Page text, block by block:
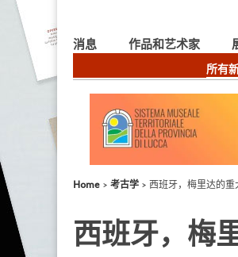
消息
所有
作品和艺术家
Home 考古学 西班牙，梅里达的
西班牙，梅